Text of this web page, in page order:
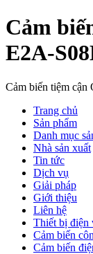
Cảm
E2A-
Cảm biến tiệm
Trang chủ
Sản phẩm
Danh mục
Nhà sản xuất
Tin tức
Dịch vụ
Giải pháp
Giới thiệu
Liên hệ
Thiết bị điện
Cảm biến
Cảm biến